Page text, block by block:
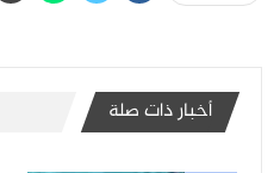
أخبار ذات صلة